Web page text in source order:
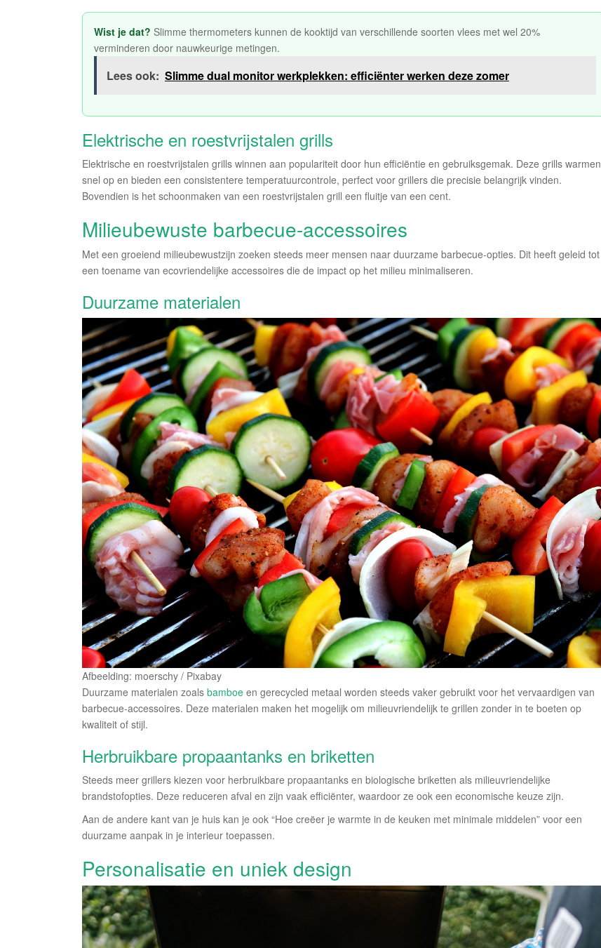
Wist je dat? Slimme thermometers kunnen de kooktijd van verschillende soorten vlees met wel 20%
verminderen door nauwkeurige metingen.
Lees ook: Slimme dual monitor werkplekken: efficiënter werken deze zomer
Elektrische en roestvrijstalen grills
Elektrische en roestvrijstalen grills winnen aan populariteit door hun efficiëntie en gebruiksgemak. Deze grills warmen
snel op en bieden een consistentere temperatuurcontrole, perfect voor grillers die precisie belangrijk vinden.
Bovendien is het schoonmaken van een roestvrijstalen grill een fluitje van een cent.
Milieubewuste barbecue-accessoires
Met een groeiend milieubewustzijn zoeken steeds meer mensen naar duurzame barbecue-opties. Dit heeft geleid tot
een toename van ecovriendelijke accessoires die de impact op het milieu minimaliseren.
Duurzame materialen
Afbeelding: moerschy / Pixabay
Duurzame materialen zoals bamboe en gerecycled metaal worden steeds vaker gebruikt voor het vervaardigen van
barbecue-accessoires. Deze materialen maken het mogelijk om milieuvriendelijk te grillen zonder in te boeten op
kwaliteit of stijl.
Herbruikbare propaantanks en briketten
Steeds meer grillers kiezen voor herbruikbare propaantanks en biologische briketten als milieuvriendelijke
brandstofopties. Deze reduceren afval en zijn vaak efficiënter, waardoor ze ook een economische keuze zijn.
Aan de andere kant van je huis kan je ook “Hoe creëer je warmte in de keuken met minimale middelen” voor een
duurzame aanpak in je interieur toepassen.
Personalisatie en uniek design